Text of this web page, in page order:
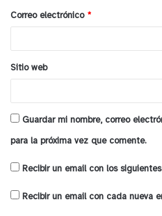
*
Correo electrónico *
Sitio web
Guardar mi nombre, correo
para la próxima vez que comente.
Recibir un email con los
Recibir un email con cada nueva